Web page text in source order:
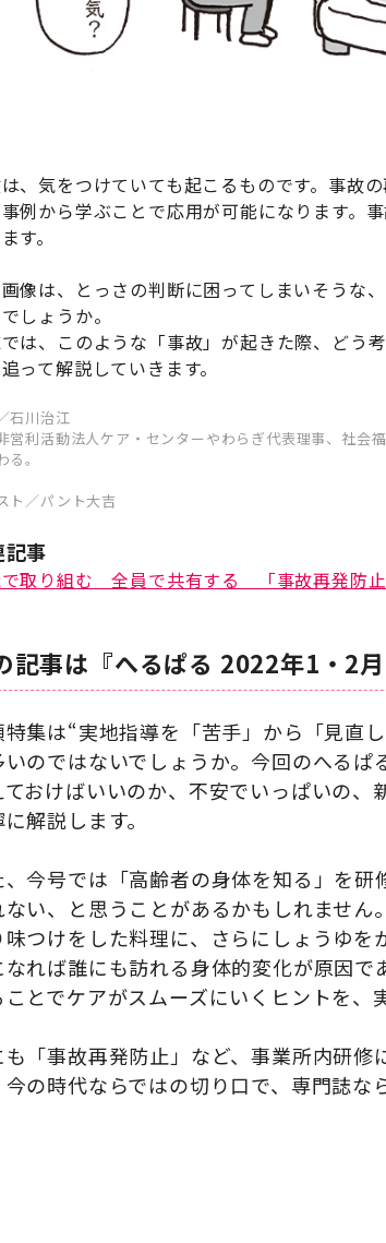
、気をつけていても起こるものです。事故
例から学ぶことで応用が可能になります。
す。
像は、とっさの判断に困ってしまいそうな
しょうか。
は、このような「事故」が起きた際、どう
って解説していきます。
石川治江
営利活動法人ケア・センターやわらぎ代表理事、社会
る。
ト／パント大吉
記事
取り組む 全員で共有する 「事故再発防
記事は『へるぱる 2022年1・2
特集は“実地指導を「苦手」から「見直
いのではないでしょうか。今回のへる
ておけばいいのか、不安でいっぱいの
解説します。
、今号では「高齢者の身体を知る」を
ない、と思うことがあるかもしれませ
味つけをした料理に、さらにしょうゆ
なれば誰にも訪れる身体的変化が原因
ことでケアがスムーズにいくヒントを、
も「事故再発防止」など、事業所内研
今の時代ならではの切り口で、専門誌な